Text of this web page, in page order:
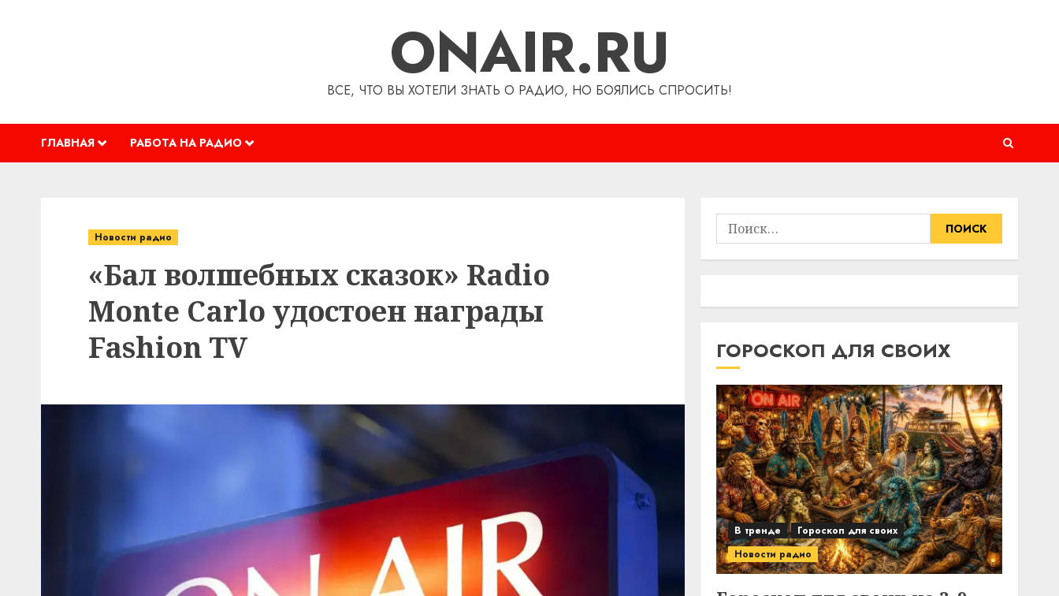
ONAIR.RU
ВСЕ, ЧТО ВЫ ХОТЕЛИ ЗНАТЬ О РАДИО, НО БОЯЛИСЬ СПРОСИТЬ!
ГЛАВНАЯ РАБОТА НА РАДИО
Новости радио
«Бал волшебных сказок» Radio
Monte Carlo удостоен награды
Fashion TV
Найти:
ГОРОСКОП ДЛЯ СВОИХ
В тренде
Гороскоп для своих
Новости радио